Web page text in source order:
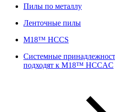
Пилы по металлу
Ленточные пилы
M18™ HCCS
Системные
подходят к M18™ HCCAC